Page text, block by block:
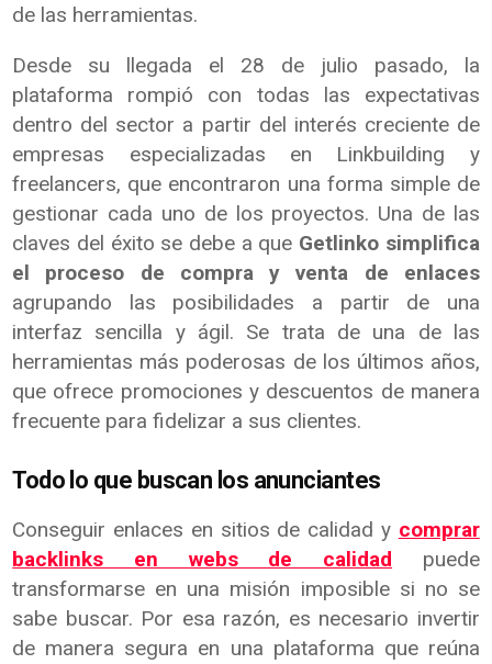
de las herramientas.
Desde su llegada el 28 de julio pasado, la
plataforma rompió con todas las expectativas
dentro del sector a partir del interés creciente de
empresas especializadas en Linkbuilding y
freelancers, que encontraron una forma simple de
gestionar cada uno de los proyectos. Una de las
claves del éxito se debe a que Getlinko simplifica
el proceso de compra y venta de enlaces
agrupando las posibilidades a partir de una
interfaz sencilla y ágil. Se trata de una de las
herramientas más poderosas de los últimos años,
que ofrece promociones y descuentos de manera
frecuente para fidelizar a sus clientes.
Todo lo que buscan los anunciantes
Conseguir enlaces en sitios de calidad y comprar
backlinks en webs de calidad puede
transformarse en una misión imposible si no se
sabe buscar. Por esa razón, es necesario invertir
de manera segura en una plataforma que reúna